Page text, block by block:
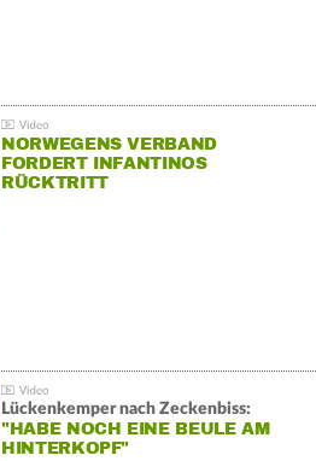
NORWEGENS VERBAND
FORDERT INFANTINOS
RÜCKTRITT
Lückenkemper nach Zeckenbiss:
"HABE NOCH EINE BEULE AM
HINTERKOPF"